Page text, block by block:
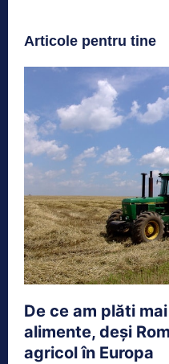
Articole pentru tine
De ce am plăti
alimente, deși
agricol în Europa